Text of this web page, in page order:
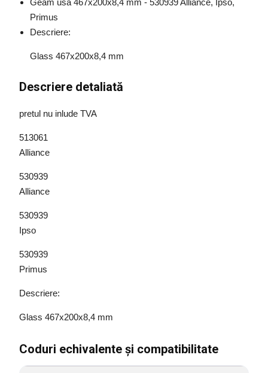
Primus
Descriere:
Glass 467x200x8,4 mm
Descriere detaliată
pretul nu inlude TVA
513061
Alliance
530939
Alliance
530939
Ipso
530939
Primus
Descriere:
Glass 467x200x8,4 mm
Coduri echivalente și compatibilitate